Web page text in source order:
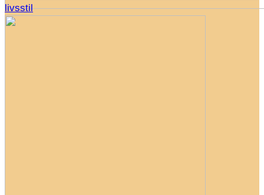
livsstil